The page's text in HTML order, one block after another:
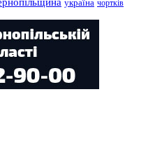
україна чортків